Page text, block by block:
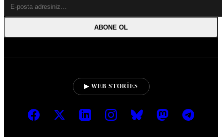
ABONE OL
▶ WEB STORIES